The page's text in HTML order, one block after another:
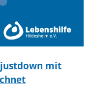
mit